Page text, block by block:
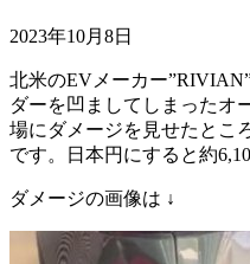
2023年10月8日
北米のEVメーカー
ダーを凹ましてしまったオ
場にダメージを見せたとこ
です。日本円にすると約
ダメージの画像は ↓